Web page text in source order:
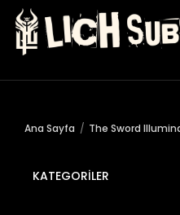
Ana Sayfa The Sword
KATEGORILER